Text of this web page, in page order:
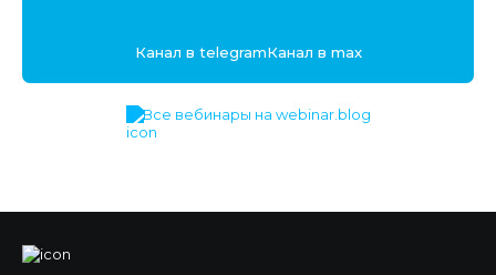
Канал в telegramКанал в max
Все вебинары на webinar.blog